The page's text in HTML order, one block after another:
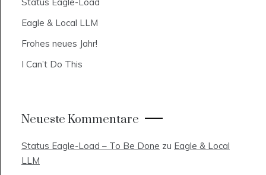
Status Eagle-Load
Eagle & Local LLM
Frohes neues Jahr!
I Can’t Do This
Neueste Kommentare
Status Eagle-Load – To Be Done zu Eagle & Local
LLM